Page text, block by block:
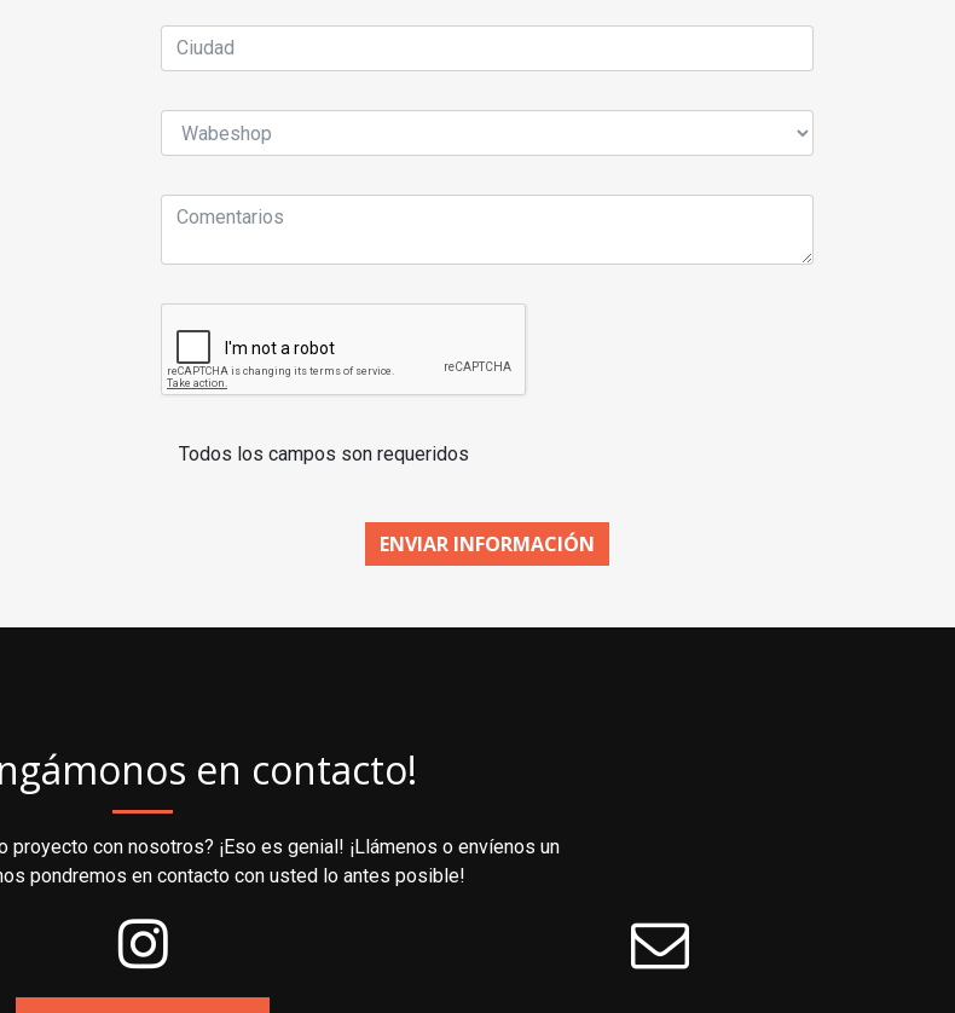
Todos los campos son requeridos
ENVIAR INFORMACIÓN
en contacto!
con nosotros? ¡Eso es genial! ¡Llámenos o envíenos un
pondremos en contacto con usted lo antes posible!